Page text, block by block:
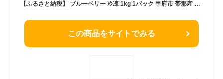
【ふるさと納税】 ブルーベリー 冷凍 1kg 1パック 甲府市 帯那産 完熟 期間限定 数量限定 k218-001
この商品をサイトでみる